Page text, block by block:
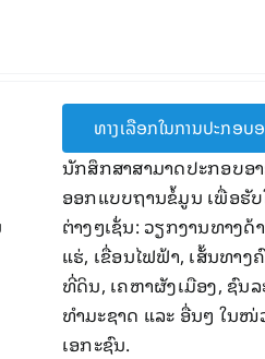
ທາງເລືອກໃນການປະກອບ
ນັກສຶກສາສາມາດປະກອບອ
ອອກແບບຖານຂໍ້ມູນ ເພື່ອຮັ
ຕ່າງໆເຊັ່ນ: ວຽກງານທາງ
ແຮ່, ເຂື່ອນໄຟຟ້າ, ເສັ້ນທາງ
ທີ່ດິນ, ເຄຫາຜັງເມືອງ, ຊົນ
ທຳມະຊາດ ແລະ ອື່ນໆ ໃນໜ່
ເອກະຊົນ.